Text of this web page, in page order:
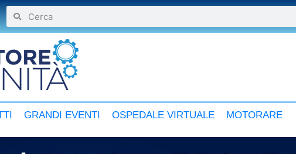
GRANDI EVENTI OSPEDALE VIRTUALE MOTORARE